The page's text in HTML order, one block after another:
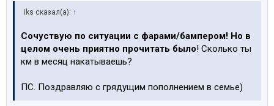
iks сказал(а): ↑
Сочуствую по ситуации с фарами/бампером! Но в
целом очень приятно прочитать было! Сколько ты
км в месяц накатываешь?
ПС. Поздравляю с грядущим пополнением в семье)